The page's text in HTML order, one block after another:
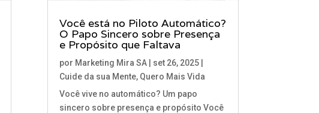
Você está no Piloto Automático?
O Papo Sincero sobre Presença
e Propósito que Faltava
por Marketing Mira SA| set 26, 2025|
Cuide da sua Mente, Quero Mais Vida
Você vive no automático? Um papo
sincero sobre presença e propósito Você